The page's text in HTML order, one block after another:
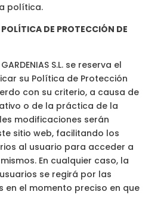
política.
POLÍTICA DE PROTECCIÓN DE
GARDENIAS S.L. se reserva el
su Política de Protección
con su criterio, a causa de
o de la práctica de la
modificaciones serán
sitio web, facilitando los
al usuario para acceder a
En cualquier caso, la
se regirá por las
en el momento preciso en que